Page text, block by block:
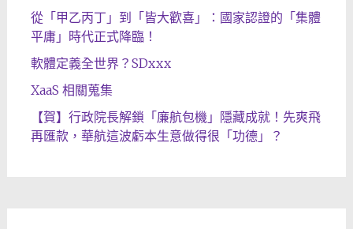
從「甲乙丙丁」到「皆大歡喜」：國家認證的「集體
平庸」時代正式降臨！
軟體定義全世界？SDxxx
XaaS 相關蒐集
【賀】行政院長解鎖「廉航包機」隱藏成就！先爽飛
再匯款，華航這波虧本生意做得很「功德」？